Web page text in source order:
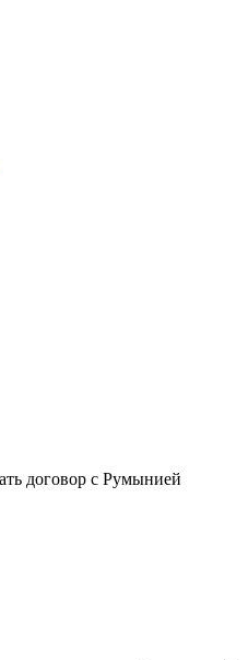
договор с Румынией